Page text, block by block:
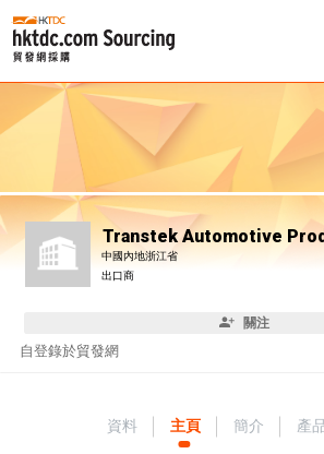
Transtek Automotive
中國內地浙江省
出口商
關注
自登錄於貿發網
資料 主頁 簡介 產